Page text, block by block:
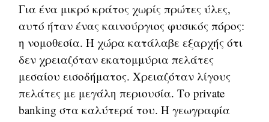
Για ένα μικρό κράτος χωρίς πρώτες ύλες,
αυτό ήταν ένας καινούργιος φυσικός πόρος:
η νομοθεσία. Η χώρα κατάλαβε εξαρχής ότι
δεν χρειαζόταν εκατομμύρια πελάτες
μεσαίου εισοδήματος. Χρειαζόταν λίγους
πελάτες με μεγάλη περιουσία. Το private
banking στα καλύτερά του. Η γεωγραφία